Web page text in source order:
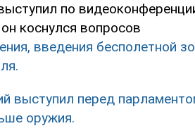
по
коснулся вопросов
введения бесполетной
выступил перед
оружия.